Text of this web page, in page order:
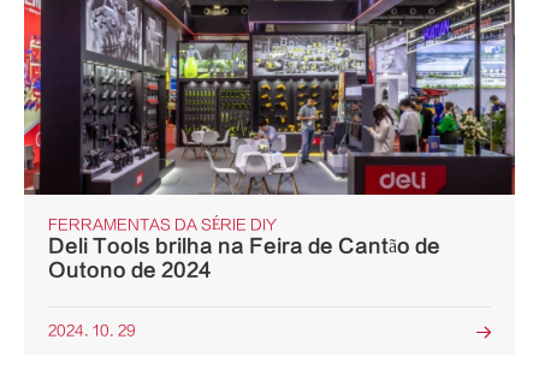
FERRAMENTAS DA SÉRIE DIY
Deli Tools brilha na Feira de Cantão de
Outono de 2024
2024. 10. 29 